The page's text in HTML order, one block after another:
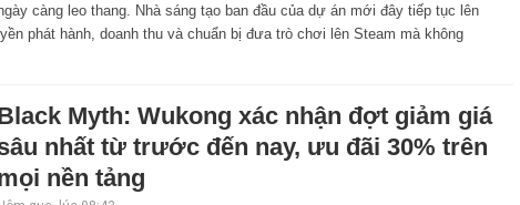
càng leo thang. Nhà sáng tạo ban đầu của dự án mới đây tiếp tục lên
phát hành, doanh thu và chuẩn bị đưa trò chơi lên Steam mà không
Myth: Wukong xác nhận đợt giảm giá
nhất từ trước đến nay, ưu đãi 30% trên
nền tảng